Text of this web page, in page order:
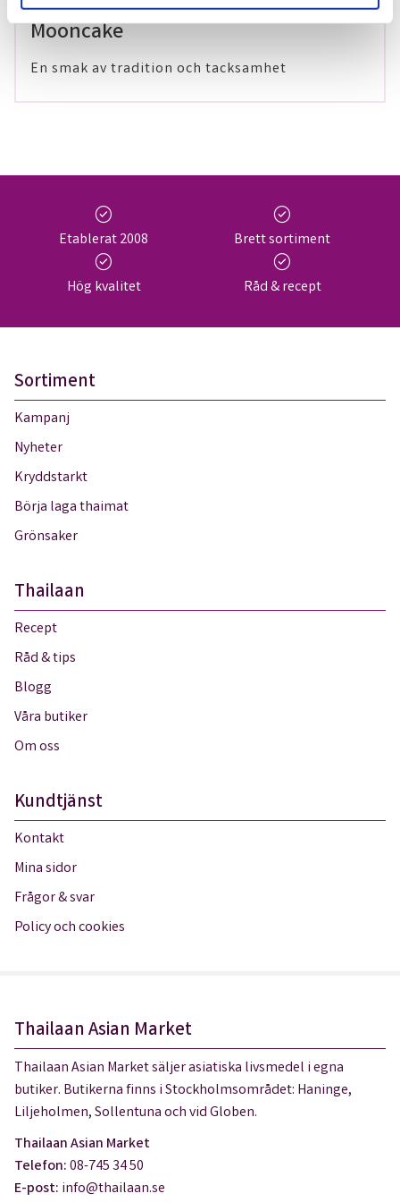
29 maj 2024
Mooncake
En smak av tradition och tacksamhet
check_circle
Etablerat 2008
check_circle
Brett sortiment
check_circle
Hög kvalitet
check_circle
Råd & recept
Sortiment
Kampanj
Nyheter
Kryddstarkt
Börja laga thaimat
Grönsaker
Thailaan
Recept
Råd & tips
Blogg
Våra butiker
Om oss
Kundtjänst
Kontakt
Mina sidor
Frågor & svar
Policy och cookies
Thailaan Asian Market
Thailaan Asian Market säljer asiatiska livsmedel i egna
butiker. Butikerna finns i Stockholmsområdet: Haninge,
Liljeholmen, Sollentuna och vid Globen.
Thailaan Asian Market
Telefon:08-745 34 50
E-post: info@thailaan.se